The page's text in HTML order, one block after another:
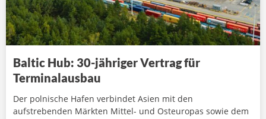
Baltic Hub: 30-jähriger Vertrag für
Terminalausbau
Der polnische Hafen verbindet Asien mit den
aufstrebenden Märkten Mittel- und Osteuropas sowie dem